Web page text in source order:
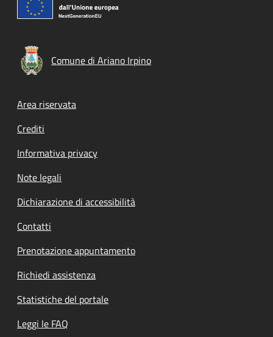
Comune di Ariano Irpino
Footer menu
Area riservata
Crediti
Informativa privacy
Note legali
Dichiarazione di accessibilità
Contatti
Prenotazione appuntamento
Richiedi assistenza
Statistiche del portale
Leggi le FAQ